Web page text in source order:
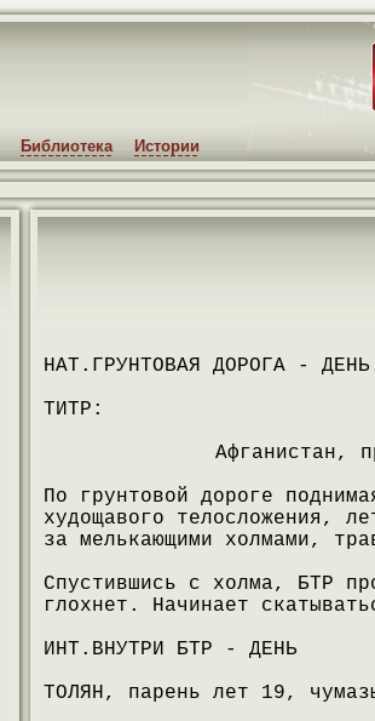
Библиотека Истории
НАТ.ГРУНТОВАЯ ДОРОГА -
ТИТР:
Афганистан,
По грунтовой дороге
худощавого телосложения,
за мелькающими холмами,
Спустившись с холма, БТР
глохнет. Начинает
ИНТ.ВНУТРИ БТР - ДЕНЬ
ТОЛЯН, парень лет 19,